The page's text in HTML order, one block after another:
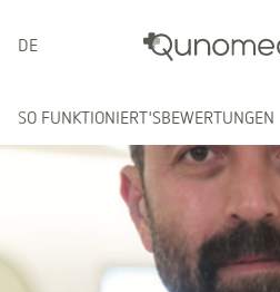
DEUTSCH
SO FUNKTIONIERT'SBEWERTUNGEN